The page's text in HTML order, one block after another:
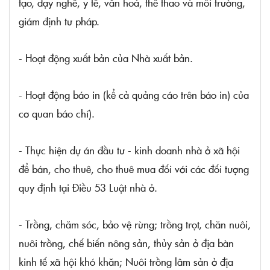
tạo, dạy nghề, y tế, văn hoá, thể thao và môi trường,
giám định tư pháp.
- Hoạt động xuất bản của Nhà xuất bản.
- Hoạt động báo in (kể cả quảng cáo trên báo in) của
cơ quan báo chí).
- Thực hiện dự án đầu tư - kinh doanh nhà ở xã hội
để bán, cho thuê, cho thuê mua đối với các đối tượng
quy định tại Điều 53 Luật nhà ở.
- Trồng, chăm sóc, bảo vệ rừng; trồng trọt, chăn nuôi,
nuôi trồng, chế biến nông sản, thủy sản ở địa bàn
kinh tế xã hội khó khăn; Nuôi trồng lâm sản ở địa